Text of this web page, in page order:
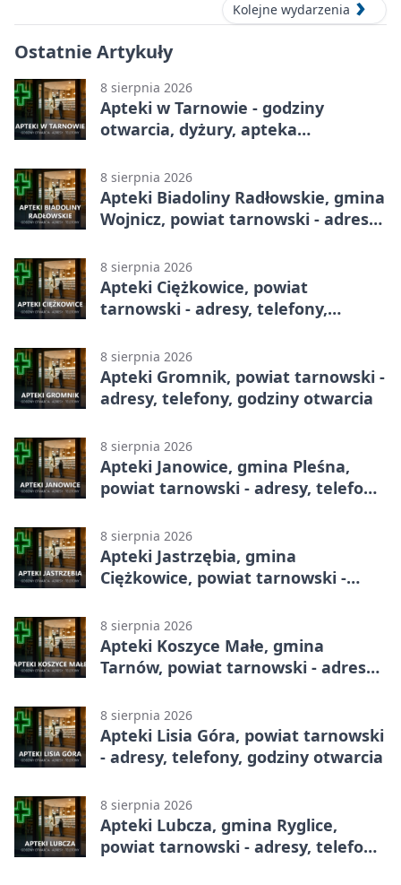
Kolejne wydarzenia
Ostatnie Artykuły
8 sierpnia 2026
Apteki w Tarnowie - godziny
otwarcia, dyżury, apteka
8 sierpnia 2026
Apteki Biadoliny Radłowskie, gmina
Wojnicz, powiat tarnowski - adresy,
8 sierpnia 2026
Apteki Ciężkowice, powiat
tarnowski - adresy, telefony,
8 sierpnia 2026
Apteki Gromnik, powiat tarnowski -
adresy, telefony, godziny otwarcia
8 sierpnia 2026
Apteki Janowice, gmina Pleśna,
powiat tarnowski - adresy, telefony,
8 sierpnia 2026
Apteki Jastrzębia, gmina
Ciężkowice, powiat tarnowski -
8 sierpnia 2026
Apteki Koszyce Małe, gmina
Tarnów, powiat tarnowski - adresy,
8 sierpnia 2026
Apteki Lisia Góra, powiat tarnowski
- adresy, telefony, godziny otwarcia
8 sierpnia 2026
Apteki Lubcza, gmina Ryglice,
powiat tarnowski - adresy, telefony,